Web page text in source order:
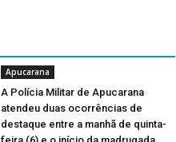
Apucarana
A Polícia Militar de Apucarana
atendeu duas ocorrências de
destaque entre a manhã de quinta-